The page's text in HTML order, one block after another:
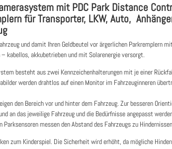
mit PDC Park Distance
für Transporter, LKW, Auto,
und damit Ihren Geldbeutel vor ärgerlichen Parkremplern
kabellos, akkubetrieben und mit Solarenergie versorgt.
besteht aus zwei Kennzeichenhalterungen mit je einer
werden drahtlos auf einen Monitor im Fahrzeuginneren
den Bereich vor und hinter dem Fahrzeug. Zur besseren
an das jeweilige Fahrzeug und die Bedürfnisse angepasst
messen den Abstand des Fahrzeugs zu
zum Kinderspiel. Die Sicherheit wird erhöht, da mögliche